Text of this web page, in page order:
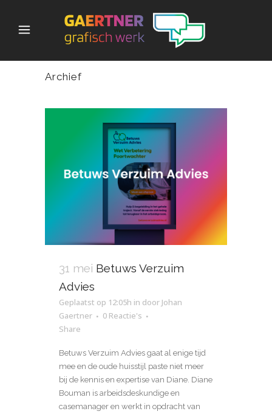
Archief
31 mei Betuws Verzuim
Advies
Geplaatst op 12:05h in door Johan
Gaertner
0 Reactie's
Share
Betuws Verzuim Advies gaat al enige tijd
mee en de oude huisstijl paste niet meer
bij de kennis en expertise van Diane. Diane
Bouman is arbeidsdeskundige en
casemanager en werkt in opdracht van